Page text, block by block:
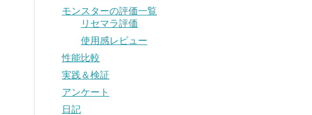
モンスターの評価一覧
リセマラ評価
使用感レビュー
性能比較
実践＆検証
アンケート
日記